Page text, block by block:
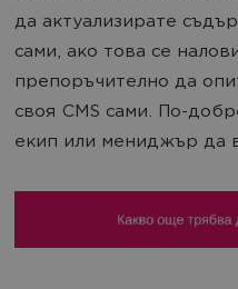
да актуализирате
сами, ако това се
препоръчително да
своя CMS сами. По-
екип или мениджър да